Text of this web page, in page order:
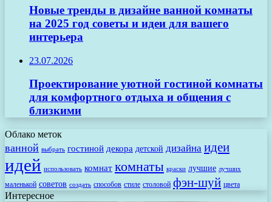
Новые тренды в дизайне ванной комнаты
на 2025 год советы и идеи для вашего
интерьера
23.07.2026
Проектирование уютной гостиной комнаты
для комфортного отдыха и общения с
близкими
Облако меток
ванной выбрать гостиной декора детской дизайна идеи
идей использовать комнат комнаты краски лучшие лучших
маленькой советов создать способов стиле столовой фэн-шуй цвета
Интересное